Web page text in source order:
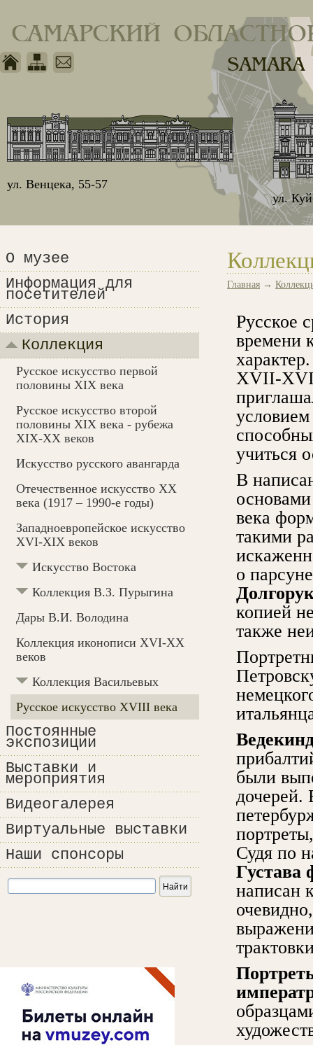
САМАРСКИЙ
ул.
ул. Венцека, 55-57
О музее
Информация для
посетителей
История
Коллекция
Русское искусство первой
половины XIX века
Русское искусство второй
половины XIX века - рубежа
XIX-ХХ веков
Искусство русского авангарда
Отечественное искусство XX
века (1917 – 1990-e годы)
Западноевропейское искусство
XVI-XIX веков
Искусство Востока
Коллекция В.З. Пурыгина
Дары В.И. Володина
Коллекция иконописи XVI-XX
веков
Коллекция Васильевых
Русское искусство XVIII века
Постоянные
экспозиции
Выставки и
мероприятия
Видеогалерея
Виртуальные выставки
Наши спонсоры
Главная →
Русское
времени
XVII-
учиться
В
века
такими
о
копией
также
были
дочерей.
Судя по
Густава
написан